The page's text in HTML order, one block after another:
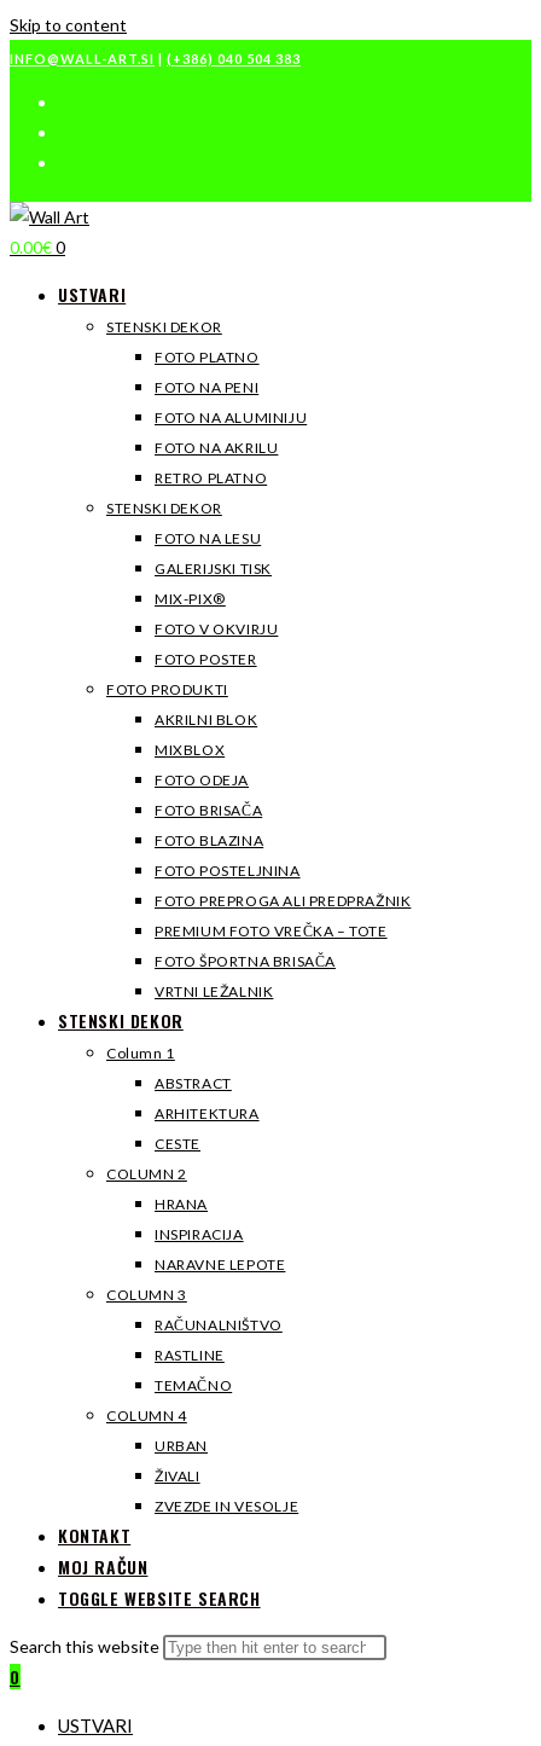
Skip to content
INFO@WALL-ART.SI | (+386) 040 504 383
0.00€0
USTVARI
STENSKI DEKOR
FOTO PLATNO
FOTO NA PENI
FOTO NA ALUMINIJU
FOTO NA AKRILU
RETRO PLATNO
STENSKI DEKOR
FOTO NA LESU
GALERIJSKI TISK
MIX-PIX®
FOTO V OKVIRJU
FOTO POSTER
FOTO PRODUKTI
AKRILNI BLOK
MIXBLOX
FOTO ODEJA
FOTO BRISAČA
FOTO BLAZINA
FOTO POSTELJNINA
FOTO PREPROGA ALI PREDPRAŽNIK
PREMIUM FOTO VREČKA – TOTE
FOTO ŠPORTNA BRISAČA
VRTNI LEŽALNIK
STENSKI DEKOR
Column 1
ABSTRACT
ARHITEKTURA
CESTE
COLUMN 2
HRANA
INSPIRACIJA
NARAVNE LEPOTE
COLUMN 3
RAČUNALNIŠTVO
RASTLINE
TEMAČNO
COLUMN 4
URBAN
ŽIVALI
ZVEZDE IN VESOLJE
KONTAKT
MOJ RAČUN
TOGGLE WEBSITE SEARCH
Search this website
0
USTVARI